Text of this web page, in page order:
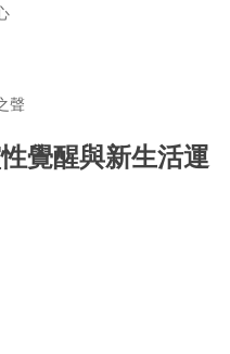
聲
覺醒與新生活運